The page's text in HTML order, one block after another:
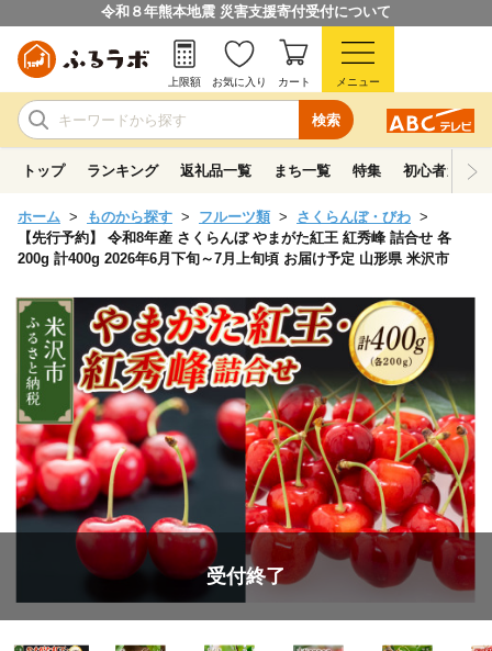
令和８年熊本地震 災害支援寄付受付について
検索
上限額 お気に入り カート メニュー
トップ ランキング 返礼品一覧 まち一覧 特集 初心者ガイド
ホーム ものから探す フルーツ類
さくらんぼ・びわ
【先行予約】 令和8年産 さくらんぼ やまがた紅王 紅秀峰 詰合せ 各
200g 計400g 2026年6月下旬～7月上旬頃 お届け予定 山形県 米沢市
受付終了